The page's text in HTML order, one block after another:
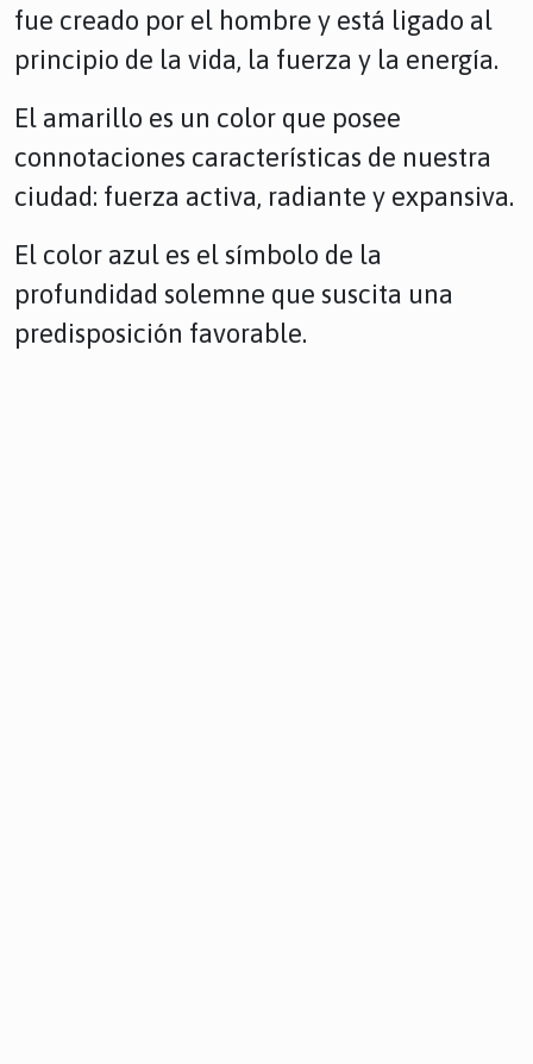
fue creado por el hombre y está ligado al
principio de la vida, la fuerza y la energía.
El amarillo es un color que posee
connotaciones características de nuestra
ciudad: fuerza activa, radiante y expansiva.
El color azul es el símbolo de la
profundidad solemne que suscita una
predisposición favorable.